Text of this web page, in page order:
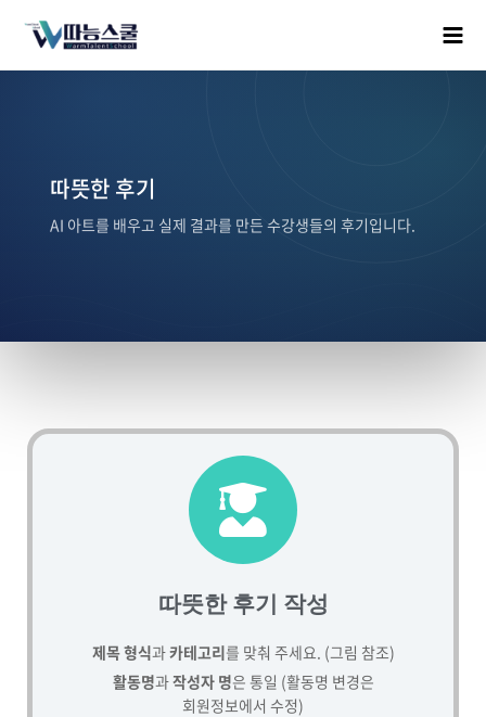
따뜻한 후기
AI 아트를 배우고 실제 결과를 만든 수강생들의 후기입니다.
따뜻한 후기 작성
제목 형식과카테고리를 맞춰 주세요. (그림 참조)
활동명과작성자 명은 통일 (활동명 변경은
회원정보에서 수정)